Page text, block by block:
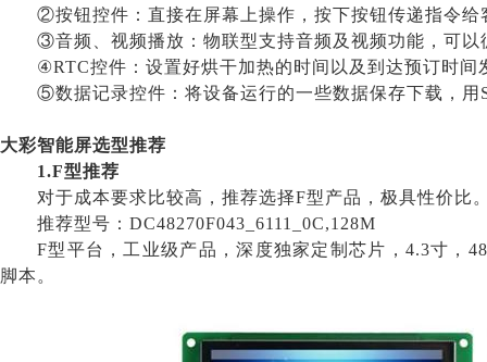
②按钮控件：直接在屏幕上操作，按下按钮传递指令给
③音频、视频播放：物联型支持音频及视频功能，可以
④RTC控件：设置好烘干加热的时间以及到达预订时间
⑤数据记录控件：将设备运行的一些数据保存下载，
大彩智能屏选型推荐
1.F型推荐
对于成本要求比较高，推荐选择F型产品，极具性价比
推荐型号： DC48270F043_6111_0C,128M
F型平台，工业级产品，深度独家定制芯片，4.3寸，
脚本。